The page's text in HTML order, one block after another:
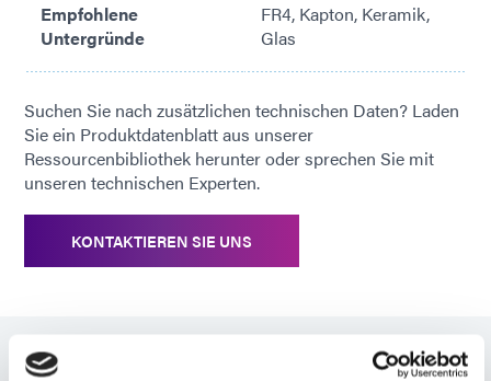
Empfohlene
Untergründe
FR4, Kapton, Keramik,
Glas
Suchen Sie nach zusätzlichen technischen Daten? Laden
Sie ein Produktdatenblatt aus unserer
Ressourcenbibliothek herunter oder sprechen Sie mit
unseren technischen Experten.
KONTAKTIEREN SIE UNS